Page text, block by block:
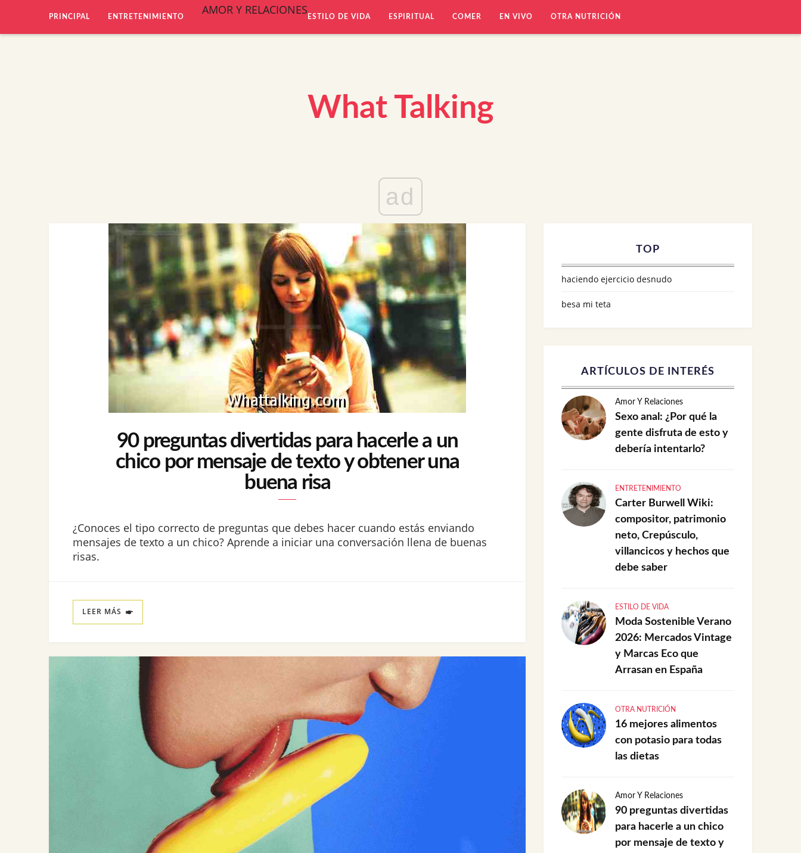
PRINCIPAL ENTRETENIMIENTO AMOR Y RELACIONES ESTILO DE VIDA ESPIRITUAL COMER EN VIVO OTRA NUTRICIÓN
What Talking
ad
90 preguntas divertidas para hacerle a un
chico por mensaje de texto y obtener una
buena risa
¿Conoces el tipo correcto de preguntas que debes hacer cuando estás enviando
mensajes de texto a un chico? Aprende a iniciar una conversación llena de buenas
risas.
LEER MÁS
TOP
haciendo ejercicio desnudo
besa mi teta
ARTÍCULOS DE INTERÉS
Amor Y Relaciones
Sexo anal: ¿Por qué la
gente disfruta de esto y
debería intentarlo?
ENTRETENIMIENTO
Carter Burwell Wiki:
compositor, patrimonio
neto, Crepúsculo,
villancicos y hechos que
debe saber
ESTILO DE VIDA
Moda Sostenible Verano
2026: Mercados Vintage
y Marcas Eco que
Arrasan en España
OTRA NUTRICIÓN
16 mejores alimentos
con potasio para todas
las dietas
Amor Y Relaciones
90 preguntas divertidas
para hacerle a un chico
por mensaje de texto y